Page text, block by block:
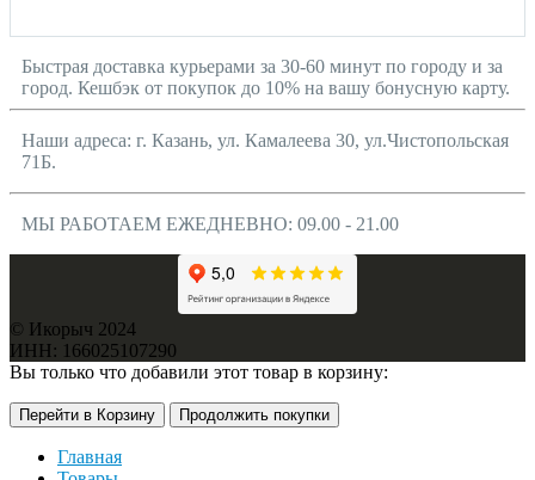
Быстрая доставка курьерами за 30-60 минут по городу и за
город. Кешбэк от покупок до 10% на вашу бонусную карту.
Наши адреса: г. Казань, ул. Камалеева 30, ул.Чистопольская
71Б.
МЫ РАБОТАЕМ ЕЖЕДНЕВНО: 09.00 - 21.00
© Икорыч 2024
ИНН: 166025107290
Вы только что добавили этот товар в корзину:
Перейти в Корзину Продолжить покупки
Главная